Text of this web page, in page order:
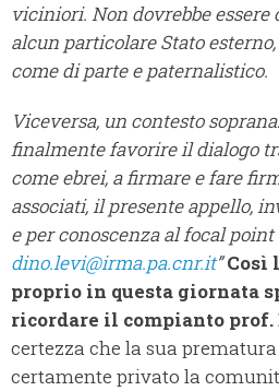
viciniori. Non dovrebbe
alcun particolare Stato
come di parte e paternalistico.
Viceversa, un contesto
finalmente favorire il dialogo
come ebrei, a firmare e fare
associati, il presente appello,
e per conoscenza al focal
dino.levi@irma.pa.cnr.it” Così
proprio in questa giornata
ricordare il compianto prof.
certezza che la sua
certamente privato la